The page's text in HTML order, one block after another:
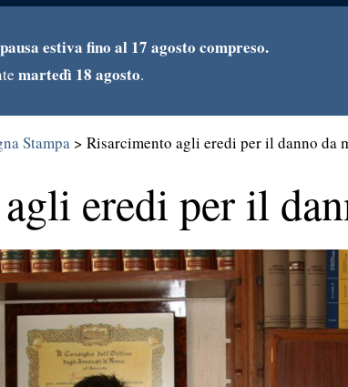
estiva fino al 17 agosto compreso.
martedì 18 agosto.
Stampa > Risarcimento agli eredi per il danno da
eredi per il